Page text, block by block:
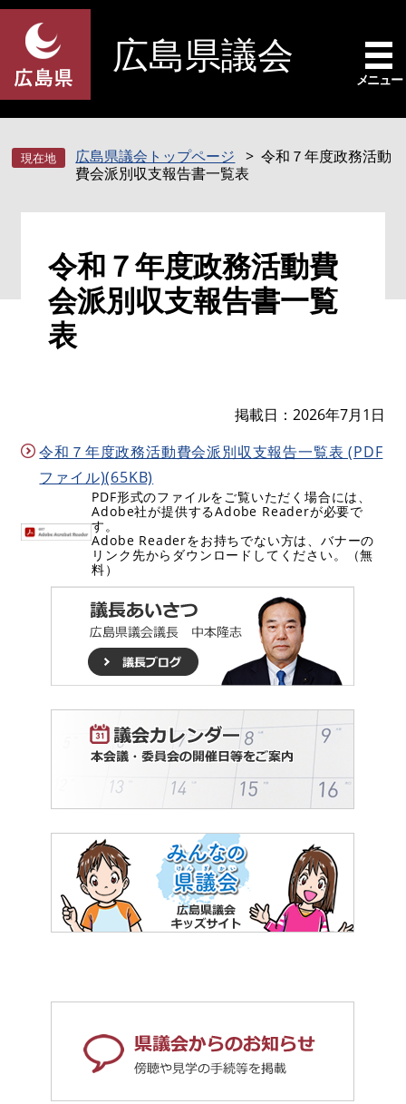
ペ
先
頭
す
メ
を
飛
し
広島県議会
メニュー
広島県議会トップページ
令和７年度政務活動
費会派別収支報告書一覧表
令和７年度政務活動費
会派別収支報告書一覧
表
掲載日
2026年7月1日
令和７年度政務活動費会派別収支報告一覧表 (PDF
ファイル)(65KB)
PDF形式のファイルをご覧いただく場合には、
Adobe社が提供するAdobe Readerが必要で
す。
Adobe Readerをお持ちでない方は、バナーの
リンク先からダウンロードしてください。（無
料）